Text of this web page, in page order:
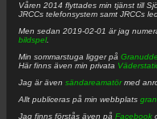
Våren 2014 flyttades min tjänst till
JRCCs telefonsystem samt JRCCs
Men sedan 2019-02-01 är jag
bildspel.
Min sommarstuga ligger på
Här finns även min privata
Jag är även sändareamatörmed
Allt publiceras på min webbplats
Jag finns förstås även på Facebook